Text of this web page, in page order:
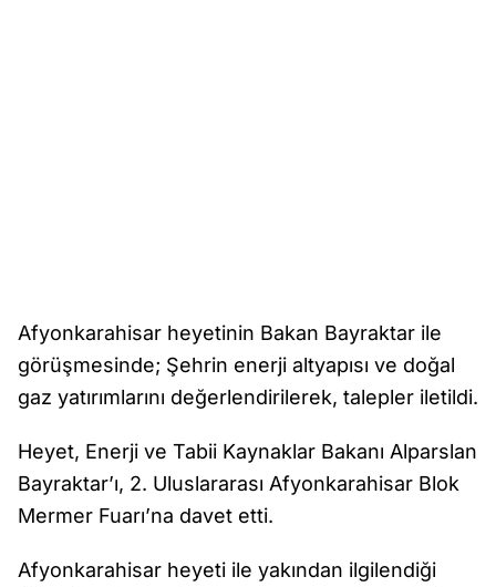
Afyonkarahisar heyetinin Bakan Bayraktar ile
görüşmesinde; Şehrin enerji altyapısı ve doğal
gaz yatırımlarını değerlendirilerek, talepler iletildi.
Heyet, Enerji ve Tabii Kaynaklar Bakanı Alparslan
Bayraktar’ı, 2. Uluslararası Afyonkarahisar Blok
Mermer Fuarı’na davet etti.
Afyonkarahisar heyeti ile yakından ilgilendiği